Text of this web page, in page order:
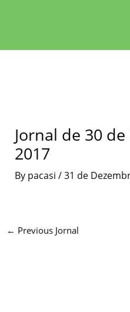
Jornal de 30
2017
By pacasi /31 de
← Previous Jornal